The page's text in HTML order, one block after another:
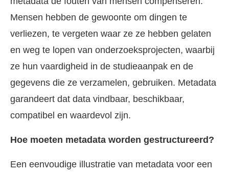
Mensen hebben de gewoonte om dingen te
verliezen, te vergeten waar ze ze hebben gelaten
en weg te lopen van onderzoeksprojecten, waarbij
ze hun vaardigheid in de studieaanpak en de
gegevens die ze verzamelen, gebruiken. Metadata
garandeert dat data vindbaar, beschikbaar,
compatibel en waardevol zijn.
Hoe moeten metadata worden gestructureerd?
Een eenvoudige illustratie van metadata voor een